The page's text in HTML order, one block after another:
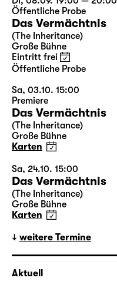
Öffentliche Probe
Das Vermächtnis
(The Inheritance)
Große Bühne
Eintritt frei
Öffentliche Probe
Sa, 03.10. 15:00
Premiere
Das Vermächtnis
(The Inheritance)
Große Bühne
Karten
Sa, 24.10. 15:00
Das Vermächtnis
(The Inheritance)
Große Bühne
Karten
weitere Termine
Aktuell